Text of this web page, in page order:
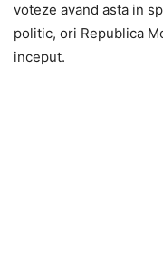
voteze avand asta in
politic, ori Republica
inceput.